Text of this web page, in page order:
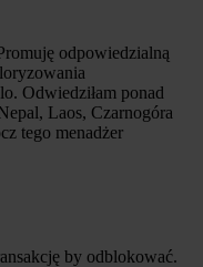
odpowiedzialną
Odwiedziłam ponad
Laos, Czarnogóra
tego menadżer
by odblokować.